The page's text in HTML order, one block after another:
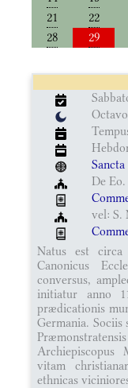
21
22
28
29
De Eo.
vel: S.
Natus est circa
Canonicus
conversus,
initiatur anno
prædicationis
Germania.
Archiepiscopus
vitam
ethnicas